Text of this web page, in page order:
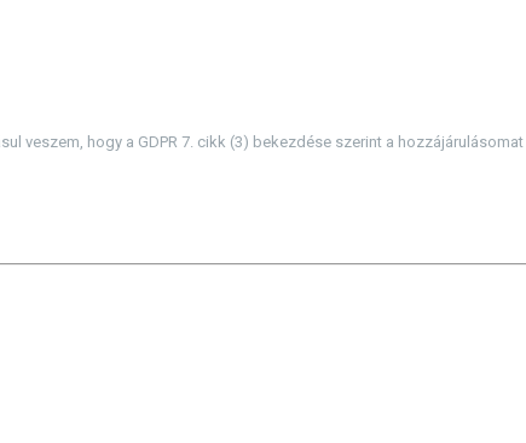
veszem, hogy a GDPR 7. cikk (3) bekezdése szerint a